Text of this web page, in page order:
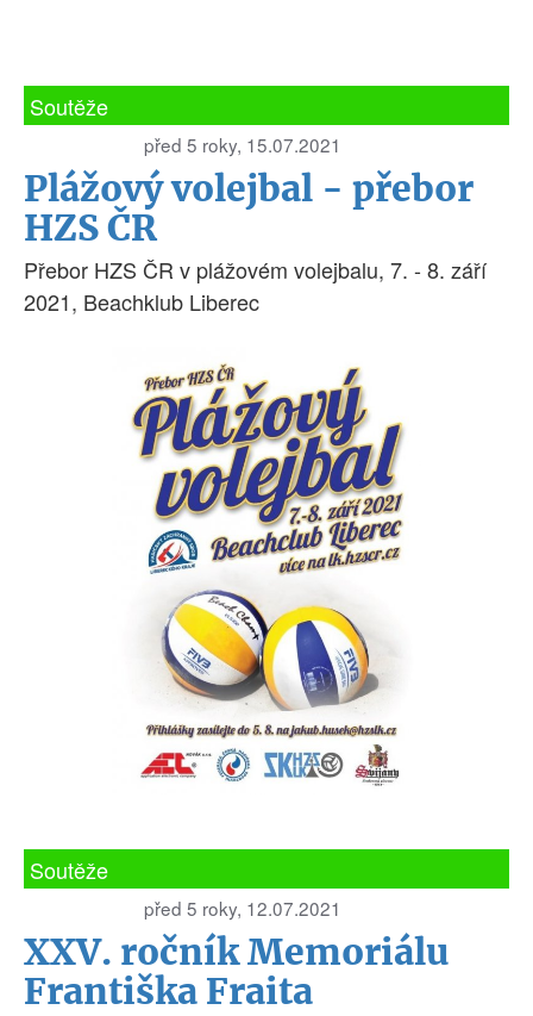
Soutěže
před 5 roky, 15.07.2021
Plážový volejbal - přebor
HZS ČR
Přebor HZS ČR v plážovém volejbalu, 7. - 8. září
2021, Beachklub Liberec
Soutěže
před 5 roky, 12.07.2021
XXV. ročník Memoriálu
Františka Fraita